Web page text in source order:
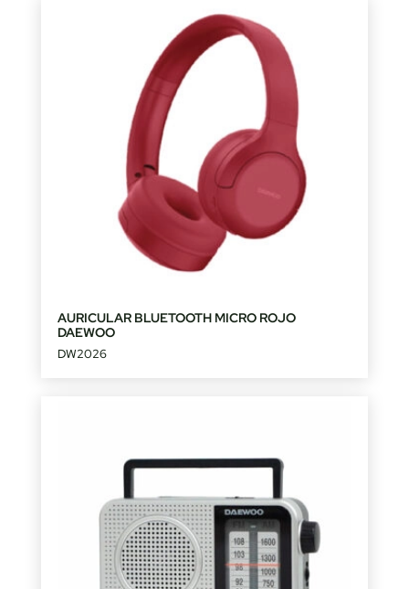
AURICULAR BLUETOOTH MICRO ROJO
DAEWOO
DW2026